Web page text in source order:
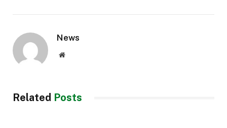
News
Website
Related Posts